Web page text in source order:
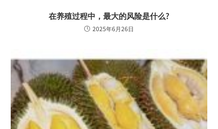
在养殖过程中，最大的风险是什么?
2025年6月26日